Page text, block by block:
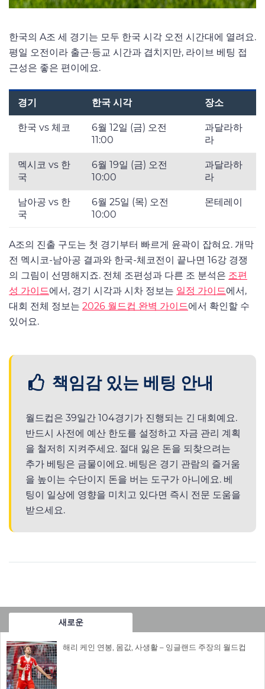
한국의 A조 세 경기는 모두 한국 시각 오전 시간대에 열려요.
평일 오전이라 출근·등교 시간과 겹치지만, 라이브 베팅 접
근성은 좋은 편이에요.
경기 한국 시각 장소
한국 vs 체코
6월 12일 (금) 오전
11:00
과달라하
라
멕시코 vs 한
국
6월 19일 (금) 오전
10:00
과달라하
라
남아공 vs 한
국
6월 25일 (목) 오전
10:00
몬테레이
A조의 진출 구도는 첫 경기부터 빠르게 윤곽이 잡혀요. 개막
전 멕시코-남아공 결과와 한국-체코전이 끝나면 16강 경쟁
의 그림이 선명해지죠. 전체 조편성과 다른 조 분석은 조편
성 가이드에서, 경기 시각과 시차 정보는 일정 가이드에서,
대회 전체 정보는 2026 월드컵 완벽 가이드에서 확인할 수
있어요.
책임감 있는 베팅 안내
월드컵은 39일간 104경기가 진행되는 긴 대회예요.
반드시 사전에 예산 한도를 설정하고 자금 관리 계획
을 철저히 지켜주세요. 절대 잃은 돈을 되찾으려는
추가 베팅은 금물이에요. 베팅은 경기 관람의 즐거움
을 높이는 수단이지 돈을 버는 도구가 아니에요. 베
팅이 일상에 영향을 미치고 있다면 즉시 전문 도움을
받으세요.
새로운
해리 케인 연봉, 몸값, 사생활 – 잉글랜드 주장의 월드컵